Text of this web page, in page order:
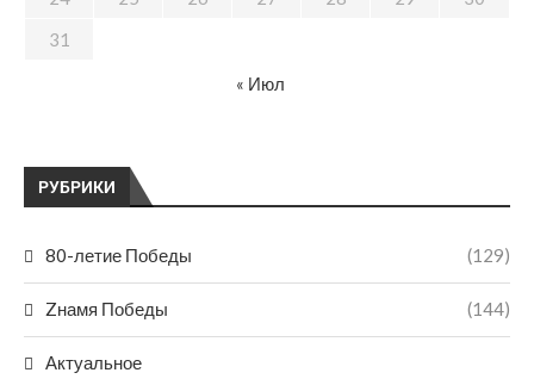
РУБРИКИ
80-летие Победы (129)
Zнамя Победы (144)
Актуальное
31
« Июл